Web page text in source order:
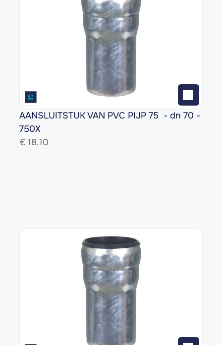
AANSLUITSTUK VAN PVC PIJP 75  - dn 70 -
750X
€ 18.10